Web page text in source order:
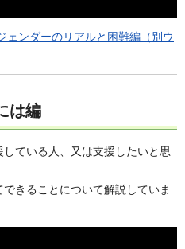
ェンダーのリアルと困難編（別ウ
は編
ている人、又は支援したいと思
きることについて解説していま